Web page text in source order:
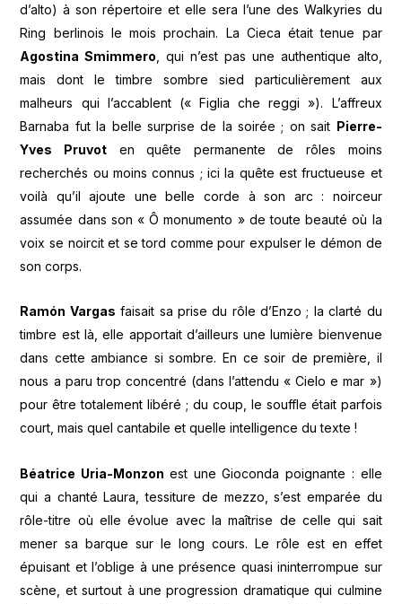
d’alto) à son répertoire et elle sera l’une des Walkyries du
Ring berlinois le mois prochain. La Cieca était tenue par
Agostina Smimmero , qui n’est pas une authentique alto,
mais dont le timbre sombre sied particulièrement aux
malheurs qui l’accablent (« Figlia che reggi »). L’affreux
Barnaba fut la belle surprise de la soirée ; on sait Pierre-
Yves Pruvot en quête permanente de rôles moins
recherchés ou moins connus ; ici la quête est fructueuse et
voilà qu’il ajoute une belle corde à son arc : noirceur
assumée dans son « Ô monumento » de toute beauté où la
voix se noircit et se tord comme pour expulser le démon de
son corps.
Ramón Vargas faisait sa prise du rôle d’Enzo ; la clarté du
timbre est là, elle apportait d’ailleurs une lumière bienvenue
dans cette ambiance si sombre. En ce soir de première, il
nous a paru trop concentré (dans l’attendu « Cielo e mar »)
pour être totalement libéré ; du coup, le souffle était parfois
court, mais quel cantabile et quelle intelligence du texte !
Béatrice Uria-Monzon est une Gioconda poignante : elle
qui a chanté Laura, tessiture de mezzo, s’est emparée du
rôle-titre où elle évolue avec la maîtrise de celle qui sait
mener sa barque sur le long cours. Le rôle est en effet
épuisant et l’oblige à une présence quasi ininterrompue sur
scène, et surtout à une progression dramatique qui culmine